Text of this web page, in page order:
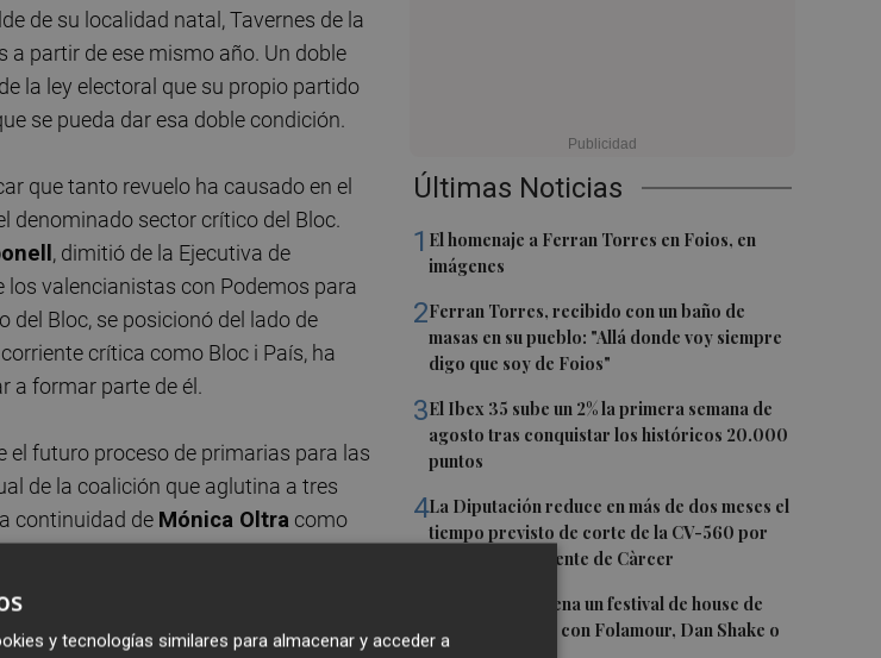
Últimas Noticias
1 El homenaje a Ferran Torres en Foios, en
imágenes
2Ferran Torres, recibido con un baño de
masas en su pueblo: "Allá donde voy siempre
digo que soy de Foios"
3El Ibex 35 sube un 2% la primera semana de
agosto tras conquistar los históricos 20.000
puntos
4La Diputación reduce en más de dos meses el
tiempo previsto de corte de la CV-560 por
las obras del puente de Càrcer
Roig Arena estrena un festival de house de
más de 10 horas con Folamour, Dan Shake o
de su localidad natal, Tavernes de la
a partir de ese mismo año. Un doble
la ley electoral que su propio partido
se pueda dar esa doble condición.
que tanto revuelo ha causado en el
denominado sector crítico del Bloc.
, dimitió de la Ejecutiva de
valencianistas con Podemos para
del Bloc, se posicionó del lado de
crítica como Bloc i País, ha
a formar parte de él.
el futuro proceso de primarias para las
de la coalición que aglutina a tres
continuidad de Mónica Oltra como
propuestas en el parlamento
y tecnologías similares para almacenar y acceder a